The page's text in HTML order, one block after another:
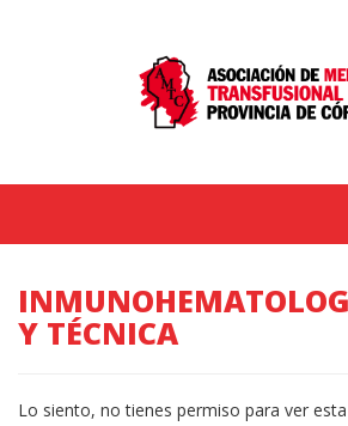
Y TÉCNICA
Lo siento, no tienes permiso para ver